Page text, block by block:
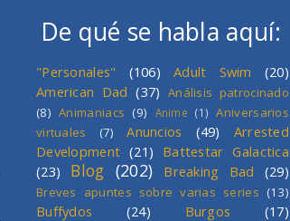
De qué se habla aquí:
"Personales" (106) Adult Swim
(20)
American Dad (37) Análisis patrocinado
(8) Animaniacs (9) Anime (1) Aniversarios
virtuales
(7) Anuncios (49)
Arrested
Development (21) Battestar Galactica
(23)
Blog (202) Breaking Bad (29)
Breves apuntes sobre varias series (13)
Buffydos (24) Burgos
(17)